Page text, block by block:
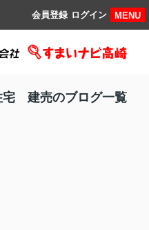
MENU
ログイン
会員登録
建売のブログ一覧